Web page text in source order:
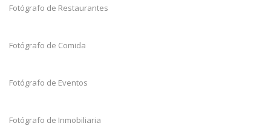
Fotógrafo de Restaurantes
Fotógrafo de Comida
Fotógrafo de Eventos
Fotógrafo de Inmobiliaria